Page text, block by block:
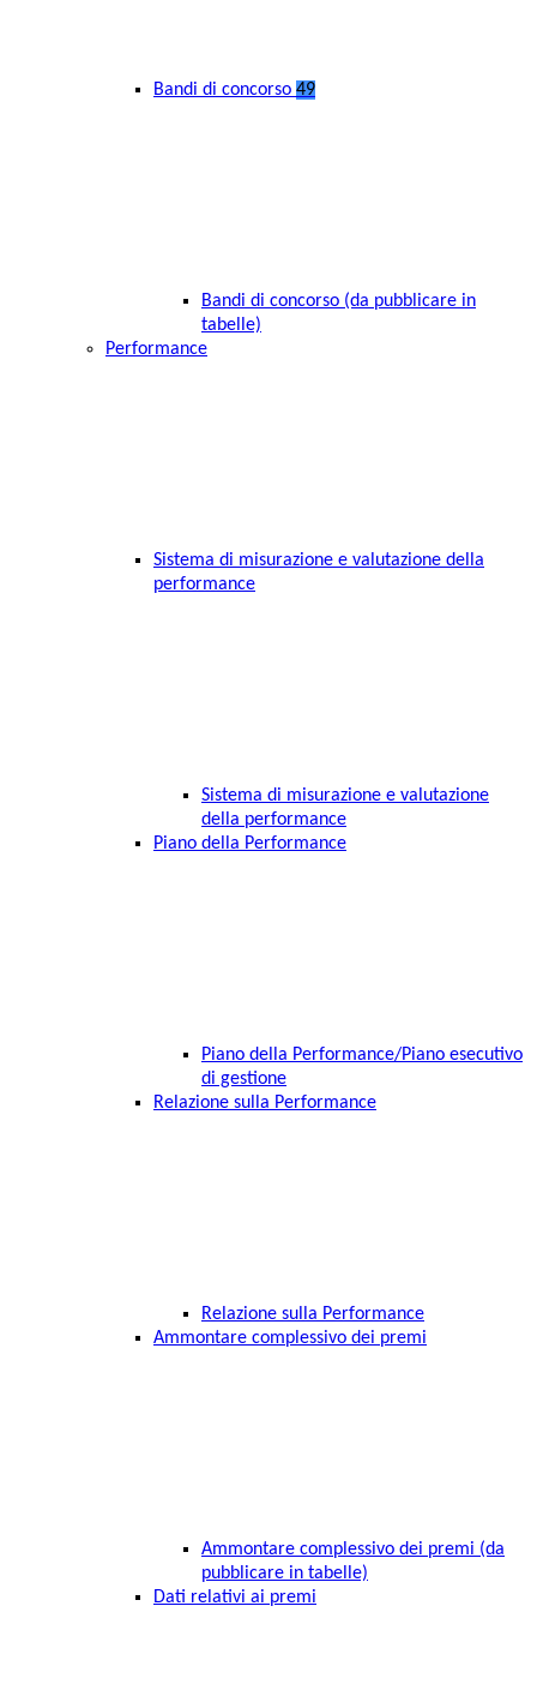
Bandi di concorso 49
Bandi di concorso (da pubblicare in
tabelle)
Performance
Sistema di misurazione e valutazione della
performance
Sistema di misurazione e valutazione
della performance
Piano della Performance
Piano della Performance/Piano esecutivo
di gestione
Relazione sulla Performance
Relazione sulla Performance
Ammontare complessivo dei premi
Ammontare complessivo dei premi (da
pubblicare in tabelle)
Dati relativi ai premi